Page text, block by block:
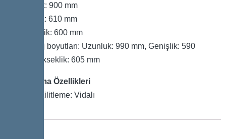
Uzunluk: 900 mm
Genişlik: 610 mm
Yükseklik: 600 mm
Ambalaj boyutları: Uzunluk: 990 mm, Genişlik: 590
mm, Yükseklik: 605 mm
Kapsama Özellikleri
Kapak kilitleme: Vidalı